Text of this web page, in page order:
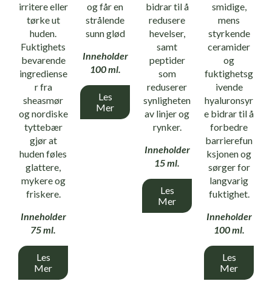
irritere eller
tørke ut
huden.
Fuktighets
bevarende
ingrediense
r fra
sheasmør
og nordiske
tyttebær
gjør at
huden føles
glattere,
mykere og
friskere.
Inneholder
75 ml.
Les
Mer
og får en
strålende
sunn glød
Inneholder
100 ml.
Les
Mer
bidrar til å
redusere
hevelser,
samt
peptider
som
reduserer
synligheten
av linjer og
rynker.
Inneholder
15 ml.
Les
Mer
smidige,
mens
styrkende
ceramider
og
fuktighetsg
ivende
hyaluronsyr
e bidrar til å
forbedre
barrierefun
ksjonen og
sørger for
langvarig
fuktighet.
Inneholder
100 ml.
Les
Mer